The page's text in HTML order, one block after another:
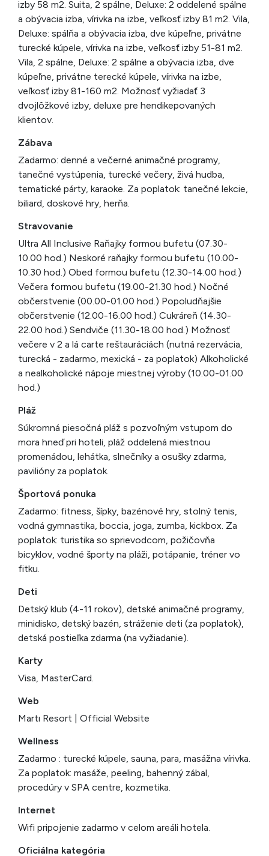
izby 58 m2. Suita, 2 spálne, Deluxe: 2 oddelené spálne
a obývacia izba, vírivka na izbe, veľkosť izby 81 m2. Vila,
Deluxe: spálňa a obývacia izba, dve kúpeľne, privátne
turecké kúpele, vírivka na izbe, veľkosť izby 51-81 m2.
Vila, 2 spálne, Deluxe: 2 spálne a obývacia izba, dve
kúpeľne, privátne terecké kúpele, vírivka na izbe,
veľkosť izby 81-160 m2. Možnosť vyžiadať 3
dvojlôžkové izby, deluxe pre hendikepovaných
klientov.
Zábava
Zadarmo: denné a večerné animačné programy,
tanečné vystúpenia, turecké večery, živá hudba,
tematické párty, karaoke. Za poplatok: tanečné lekcie,
biliard, doskové hry, herňa.
Stravovanie
Ultra All Inclusive Raňajky formou bufetu (07.30-
10.00 hod.) Neskoré raňajky formou bufetu (10.00-
10.30 hod.) Obed formou bufetu (12.30-14.00 hod.)
Večera formou bufetu (19.00-21.30 hod.) Nočné
občerstvenie (00.00-01.00 hod.) Popoludňajšie
občerstvenie (12.00-16.00 hod.) Cukráreň (14.30-
22.00 hod.) Sendviče (11.30-18.00 hod.) Možnosť
večere v 2 a lá carte reštauráciách (nutná rezervácia,
turecká - zadarmo, mexická - za poplatok) Alkoholické
a nealkoholické nápoje miestnej výroby (10.00-01.00
hod.)
Pláž
Súkromná piesočná pláž s pozvoľným vstupom do
mora hneď pri hoteli, pláž oddelená miestnou
promenádou, lehátka, slnečníky a osušky zdarma,
pavilióny za poplatok.
Športová ponuka
Zadarmo: fitness, šípky, bazénové hry, stolný tenis,
vodná gymnastika, boccia, joga, zumba, kickbox. Za
poplatok: turistika so sprievodcom, požičovňa
bicyklov, vodné športy na pláži, potápanie, tréner vo
fitku.
Deti
Detský klub (4-11 rokov), detské animačné programy,
minidisko, detský bazén, stráženie deti (za poplatok),
detská postieľka zdarma (na vyžiadanie).
Karty
Visa, MasterCard.
Web
Martı Resort | Official Website
Wellness
Zadarmo : turecké kúpele, sauna, para, masážna vírivka.
Za poplatok: masáže, peeling, bahenný zábal,
procedúry v SPA centre, kozmetika.
Internet
Wifi pripojenie zadarmo v celom areáli hotela.
Oficiálna kategória